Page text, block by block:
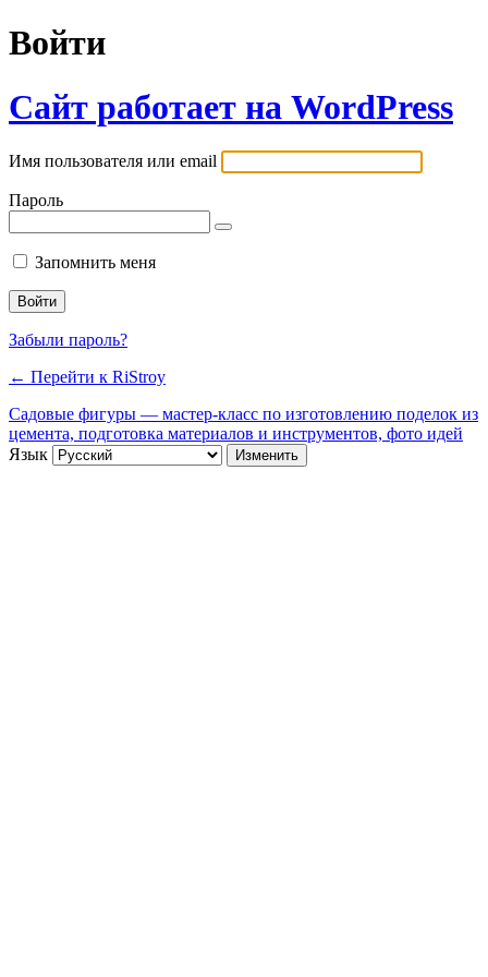
Войти
Сайт работает на WordPress
Имя пользователя или email
Пароль
Запомнить меня
Забыли пароль?
← Перейти к RiStroy
Садовые фигуры — мастер-класс по изготовлению поделок из
цемента, подготовка материалов и инструментов, фото идей
Язык